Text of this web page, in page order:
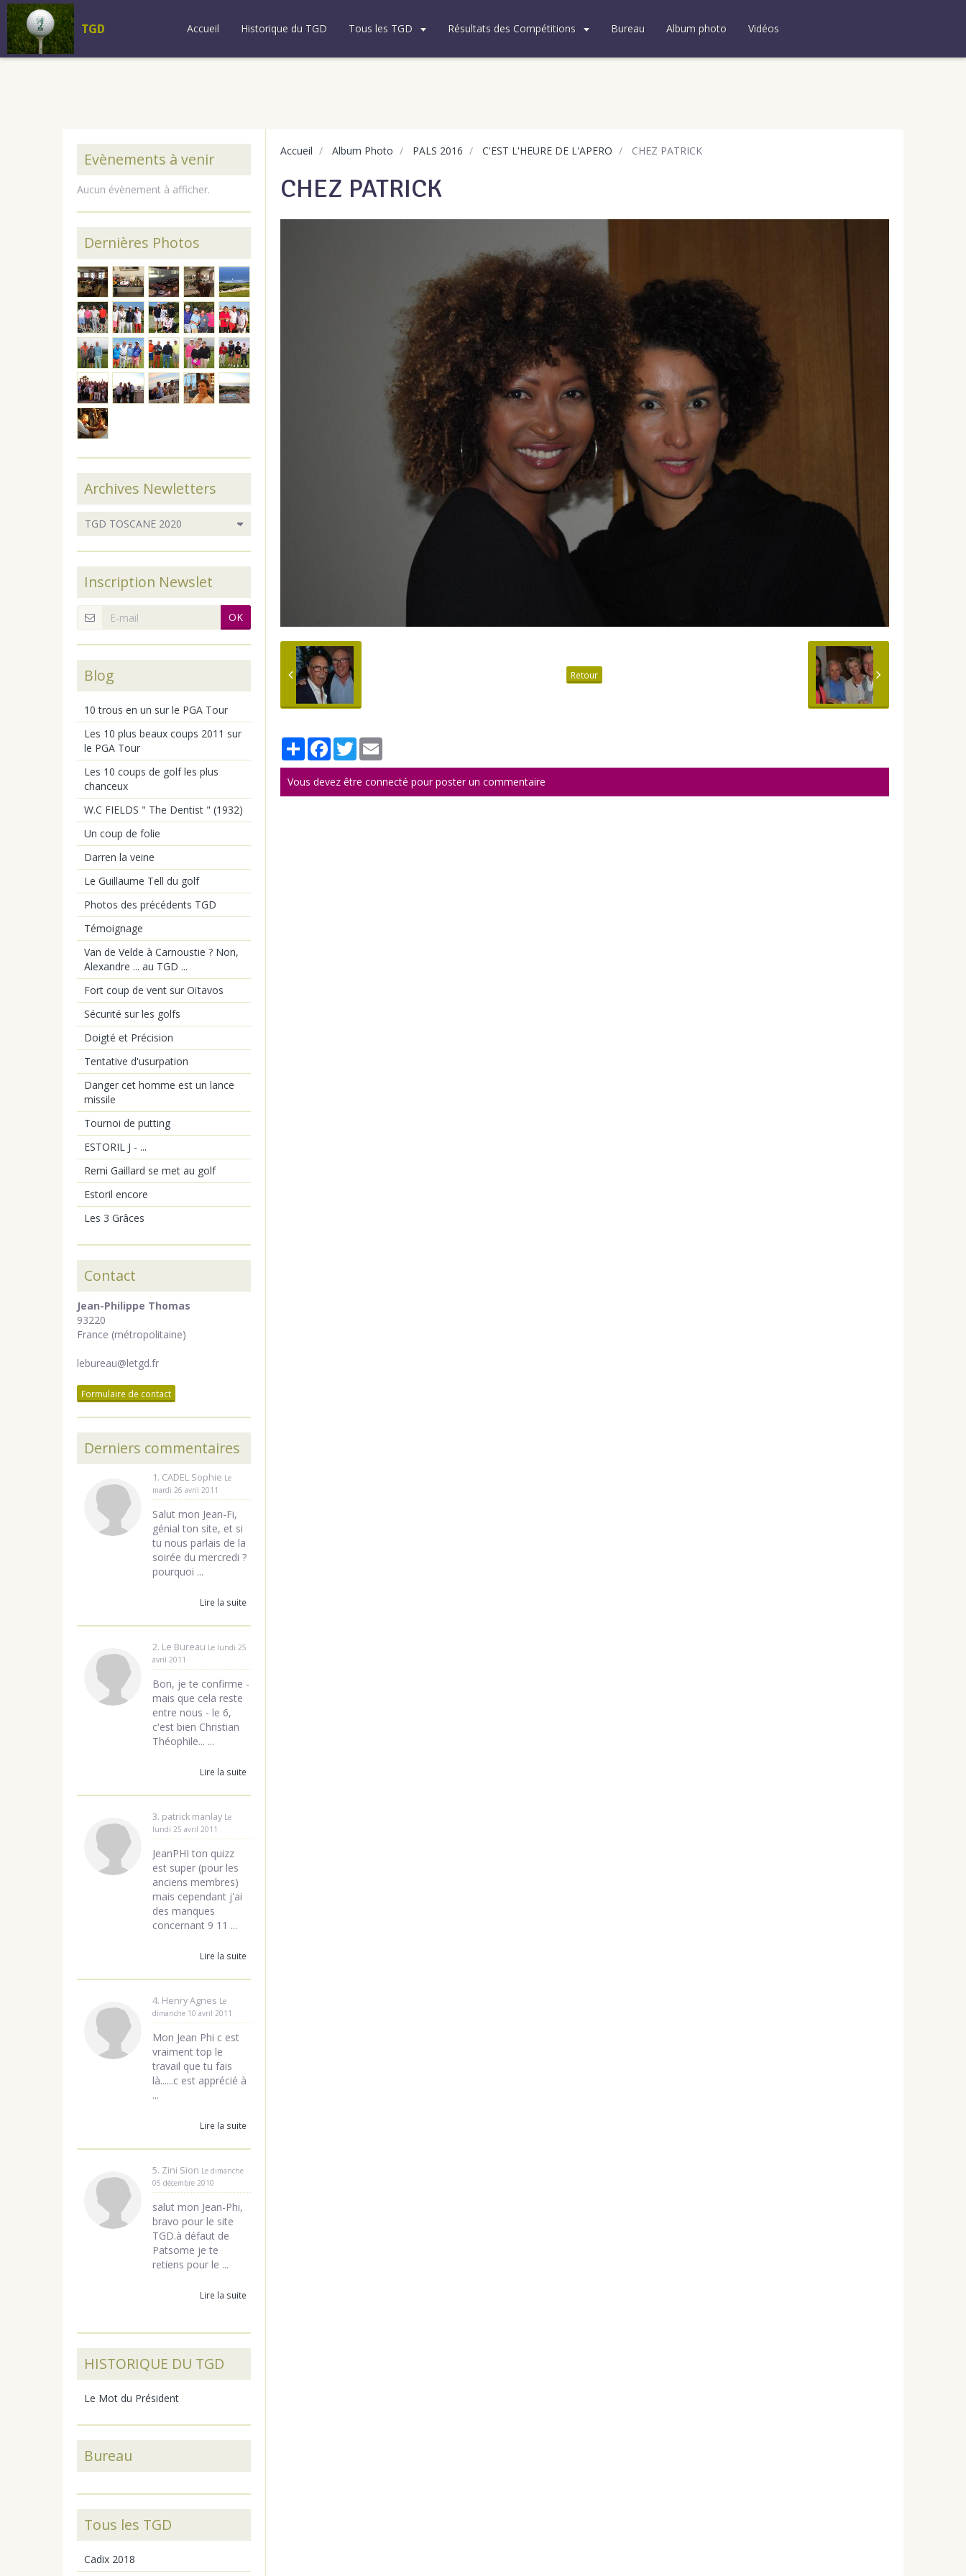
TGD Accueil Historique du TGD Tous les TGD Résultats des Compétitions Bureau Album photo Vidéos
Accueil Album Photo PALS 2016 C'EST L'HEURE DE L'APERO CHEZ PATRICK
CHEZ PATRICK
Retour
PartagerFacebook
TwitterEmail
Vous devez être connecté pour poster un commentaire
Evènements à venir
Aucun évènement à afficher.
Dernières Photos
Archives Newletters
Inscription Newslet
OK
Blog
10 trous en un sur le PGA Tour
Les 10 plus beaux coups 2011 sur
le PGA Tour
Les 10 coups de golf les plus
chanceux
W.C FIELDS " The Dentist " (1932)
Un coup de folie
Darren la veine
Le Guillaume Tell du golf
Photos des précédents TGD
Témoignage
Van de Velde à Carnoustie ? Non,
Alexandre ... au TGD ...
Fort coup de vent sur Oïtavos
Sécurité sur les golfs
Doigté et Précision
Tentative d'usurpation
Danger cet homme est un lance
missile
Tournoi de putting
ESTORIL J - ...
Remi Gaillard se met au golf
Estoril encore
Les 3 Grâces
Contact
Jean-Philippe Thomas
93220
France (métropolitaine)
lebureau@letgd.fr
Formulaire de contact
Derniers commentaires
1. CADEL Sophie Le
mardi 26 avril 2011
Salut mon Jean-Fi,
génial ton site, et si
tu nous parlais de la
soirée du mercredi ?
pourquoi ...
Lire la suite
2. Le Bureau Le lundi 25
avril 2011
Bon, je te confirme -
mais que cela reste
entre nous - le 6,
c'est bien Christian
Théophile... ...
Lire la suite
3. patrick manlay Le
lundi 25 avril 2011
JeanPHI ton quizz
est super (pour les
anciens membres)
mais cependant j'ai
des manques
concernant 9 11 ...
Lire la suite
4. Henry Agnes Le
dimanche 10 avril 2011
Mon Jean Phi c est
vraiment top le
travail que tu fais
là......c est apprécié à
...
Lire la suite
5. Zini Sion Le dimanche
05 décembre 2010
salut mon Jean-Phi,
bravo pour le site
TGD.à défaut de
Patsome je te
retiens pour le ...
Lire la suite
HISTORIQUE DU TGD
Le Mot du Président
Bureau
Tous les TGD
Cadix 2018